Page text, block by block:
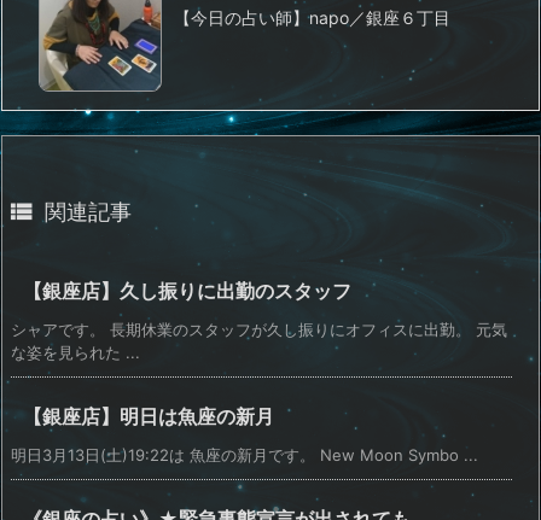
【今日の占い師】napo／銀座６丁目
 関連記事
【銀座店】久し振りに出勤のスタッフ
シャアです。 長期休業のスタッフが久し振りにオフィスに出勤。 元気
な姿を見られた ...
【銀座店】明日は魚座の新月
明日3月13日(土)19:22は 魚座の新月です。 New Moon Symbo ...